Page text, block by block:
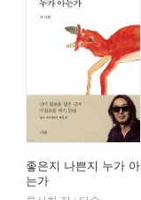
좋은지 나쁜지 누가 아
는가